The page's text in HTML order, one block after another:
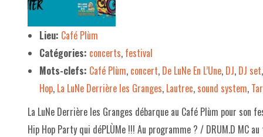
Lieu: Café Plùm
Catégories: concerts, festival
Mots-clefs: Café Plùm, concert, De LuNe En L’Une, DJ, DJ set
Hop, La LuNe Derrière les Granges, Lautrec, sound system,
La LuNe Derrière les Granges débarque au Café Plùm pour son
Hip Hop Party qui déPLÙMe !!! Au programme ? / DRUM.D MC